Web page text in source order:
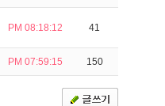
PM 08:18:12 41
PM 07:59:15 150